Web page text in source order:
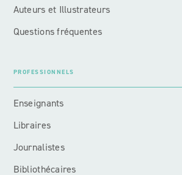
Auteurs et Illustrateurs
Questions fréquentes
PROFESSIONNELS
Enseignants
Libraires
Journalistes
Bibliothécaires